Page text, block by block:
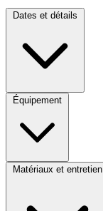
Dates et détails
Équipement
Matériaux et entretien